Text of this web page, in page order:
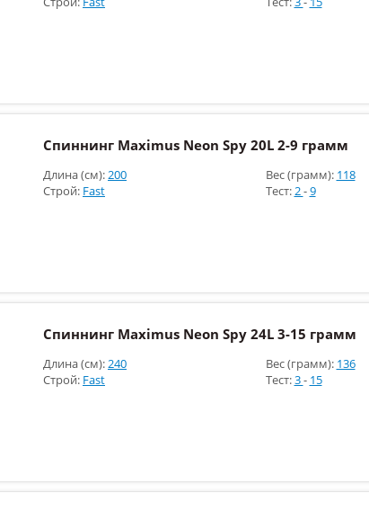
Спиннинг Maximus Neon Spy 20L 2-9 грамм
Длина (см):200
Строй: Fast
Вес (грамм): 118
Тест:2-9
Спиннинг Maximus Neon Spy 24L 3-15 грамм
Длина (см):240
Строй: Fast
Вес (грамм): 136
Тест:3- 15